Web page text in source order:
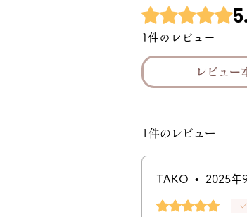
5つ星のうち5と評価
1件のレビュー
レビュー
1件のレビュー
TAKO • 2025年
5つ星のうち5と